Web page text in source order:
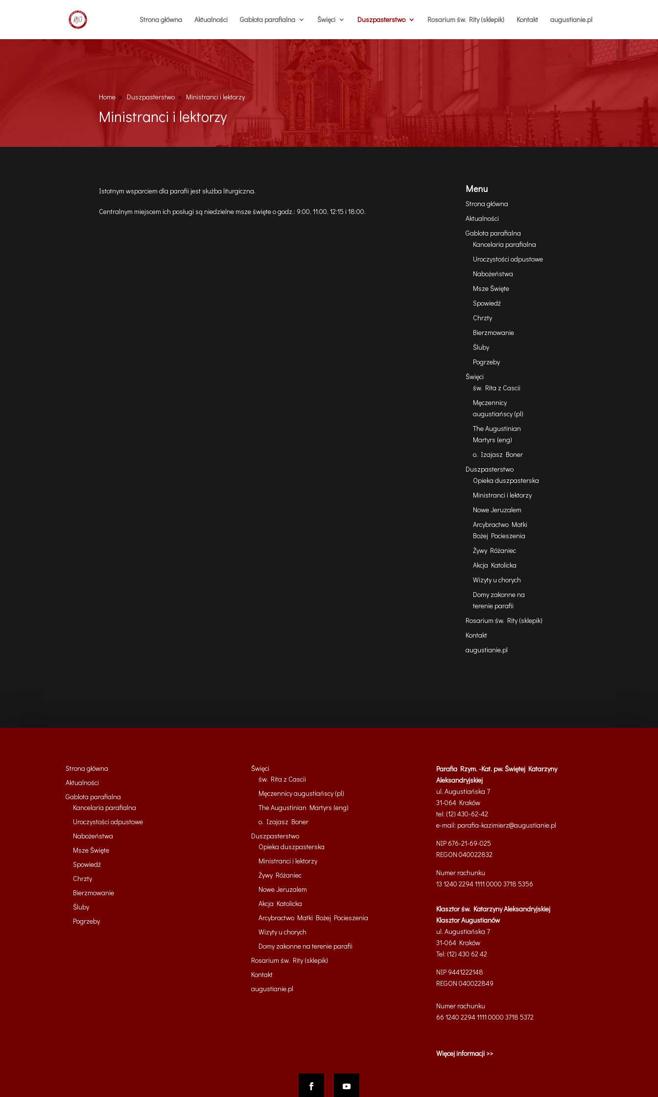
Strona główna Aktualności Gablota parafialna Święci Duszpasterstwo Rosarium św. Rity (sklepik) Kontakt augustianie.pl
Home 9 Duszpasterstwo 9 Ministranci i lektorzy
Ministranci i lektorzy
Istotnym wsparciem dla parafii jest służba liturgiczna.
Centralnym miejscem ich posługi są niedzielne msze święte o godz.: 9:00, 11:00, 12:15 i 18:00.
Menu
Strona główna
Aktualności
Gablota parafialna
Kancelaria parafialna
Uroczystości odpustowe
Nabożeństwa
Msze Święte
Spowiedź
Chrzty
Bierzmowanie
Śluby
Pogrzeby
Święci
św. Rita z Cascii
Męczennicy
augustiańscy (pl)
The Augustinian
Martyrs (eng)
o. Izajasz Boner
Duszpasterstwo
Opieka duszpasterska
Ministranci i lektorzy
Nowe Jeruzalem
Arcybractwo Matki
Bożej Pocieszenia
Żywy Różaniec
Akcja Katolicka
Wizyty u chorych
Domy zakonne na
terenie parafii
Rosarium św. Rity (sklepik)
Kontakt
augustianie.pl
Strona główna
Aktualności
Gablota parafialna
Kancelaria parafialna
Uroczystości odpustowe
Nabożeństwa
Msze Święte
Spowiedź
Chrzty
Bierzmowanie
Śluby
Pogrzeby
Święci
św. Rita z Cascii
Męczennicy augustiańscy (pl)
The Augustinian Martyrs (eng)
o. Izajasz Boner
Duszpasterstwo
Opieka duszpasterska
Ministranci i lektorzy
Żywy Różaniec
Nowe Jeruzalem
Akcja Katolicka
Arcybractwo Matki Bożej Pocieszenia
Wizyty u chorych
Domy zakonne na terenie parafii
Rosarium św. Rity (sklepik)
Kontakt
augustianie.pl
Parafia Rzym. -Kat. pw. Świętej Katarzyny
Aleksandryjskiej
ul. Augustiańska 7
31-064 Kraków
tel: (12) 430-62-42
e-mail: parafia-kazimierz@augustianie.pl
NIP 676-21-69-025
REGON 040022832
Numer rachunku
13 1240 2294 1111 0000 3718 5356
Klasztor św. Katarzyny Aleksandryjskiej
Klasztor Augustianów
ul. Augustiańska 7
31-064 Kraków
Tel: (12) 430 62 42
NIP 9441222148
REGON 040022849
Numer rachunku
66 1240 2294 1111 0000 3718 5372
Więcej informacji >>